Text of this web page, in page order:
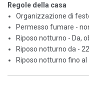
Regole della casa
Organizzazione di
Permesso fumare -
Riposo notturno - Da,
Riposo notturno da -
Riposo notturno fino al